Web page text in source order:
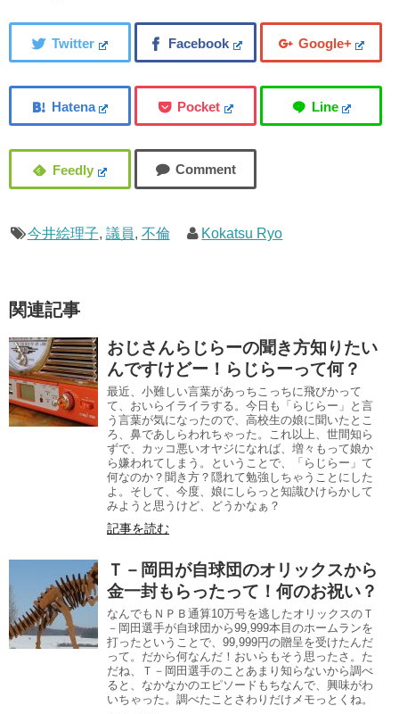
今井絵理子, 議員, 不倫 Kokatsu Ryo
関連記事
おじさんらじらーの聞き方知りたい
んですけどー！らじらーって何？
最近、小難しい言葉があっちこっちに飛びかって
て、おいらイライラする。今日も「らじらー」と言
う言葉が気になったので、高校生の娘に聞いたとこ
ろ、鼻であしらわれちゃった。これ以上、世間知ら
ずで、カッコ悪いオヤジになれば、増々もって娘か
ら嫌われてしまう。ということで、「らじらー」て
何なのか？聞き方？隠れて勉強しちゃうことにした
よ。そして、今度、娘にしらっと知識ひけらかして
みようと思うけど、どうかなぁ？
記事を読む
Ｔ－岡田が自球団のオリックスから
金一封もらったって！何のお祝い？
なんでもＮＰＢ通算10万号を逃したオリックスのＴ
－岡田選手が自球団から99,999本目のホームランを
打ったということで、99,999円の贈呈を受けたんだ
って。だから何なんだ！おいらもそう思ったさ。た
だね、Ｔ－岡田選手のことあまり知らないから調べ
ると、なかなかのエピソードもちなんで、興味がわ
いちゃった。調べたことさわりだけメモっとくね。